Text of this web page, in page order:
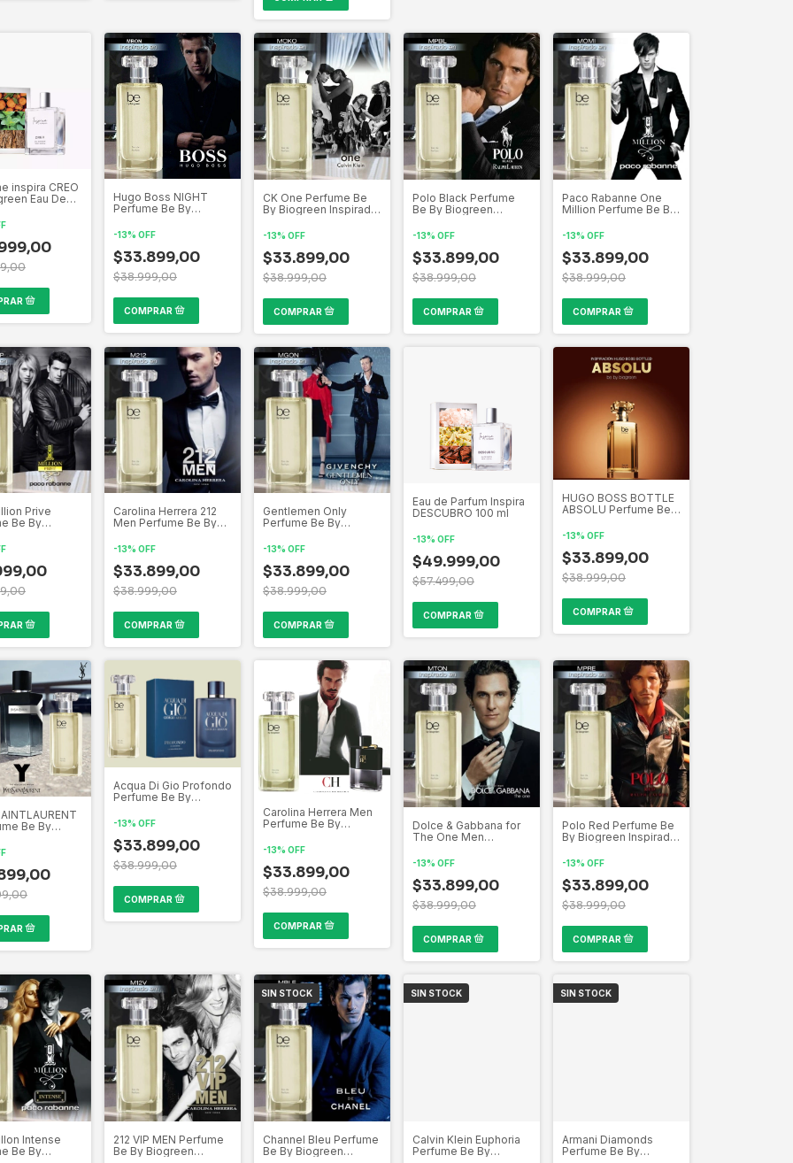
inspira CREO
Eau De
Hugo Boss NIGHT
Perfume Be By
por las mas bellas
perfumería Mundial
-13% OFF
$33.899,00
$38.999,00
CK One Perfume Be
By Biogreen Inspirado
creaciones de la
perfumería Mundial
(copia)
-13% OFF
$33.899,00
$38.999,00
Polo Black Perfume
Be By Biogreen
bellas creaciones de
la perfumería Mundial
-13% OFF
$33.899,00
$38.999,00
Paco Rabanne One
Million Perfume Be By
por las mas bellas
creaciones de la
perfumería Mundial
-13% OFF
$33.899,00
$38.999,00
Prive
Be By
bellas
Mundial
Carolina Herrera 212
Men Perfume Be By
por las mas bellas
perfumería Mundial
-13% OFF
$33.899,00
$38.999,00
Gentlemen Only
Perfume Be By
por las mas bellas
perfumería Mundial
-13% OFF
$33.899,00
$38.999,00
Eau de Parfum Inspira
DESCUBRO 100 ml
-13% OFF
$49.999,00
$57.499,00
HUGO BOSS BOTTLE
ABSOLU Perfume Be
por las mas bellas
perfumería Mundial
-13% OFF
$33.899,00
$38.999,00
Be By
bellas
Mundial
Acqua Di Gio Profondo
Perfume Be By
por las mas bellas
creaciones de la
perfumería Mundial
-13% OFF
$33.899,00
$38.999,00
Carolina Herrera Men
Perfume Be By
por las mas bellas
perfumería Mundial
-13% OFF
$33.899,00
$38.999,00
Dolce & Gabbana for
The One Men
Biogreen Inspirado
creaciones de la
perfumería Mundial
-13% OFF
$33.899,00
$38.999,00
Polo Red Perfume Be
By Biogreen Inspirado
creaciones de la
-13% OFF
$33.899,00
$38.999,00
Intense
Be By
212 VIP MEN Perfume
Be By Biogreen
SIN STOCK
Channel Bleu Perfume
Be By Biogreen
SIN STOCK
Calvin Klein Euphoria
Perfume Be By
SIN STOCK
Armani Diamonds
Perfume Be By